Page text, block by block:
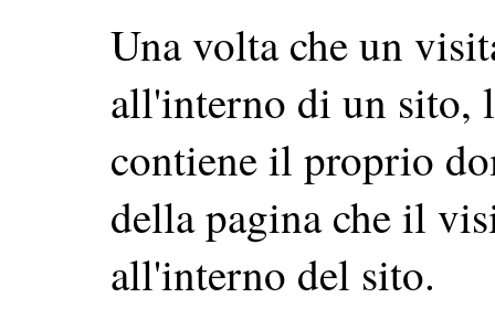
Una volta che un
all'interno di un sito,
contiene il proprio
della pagina che il
all'interno del sito.